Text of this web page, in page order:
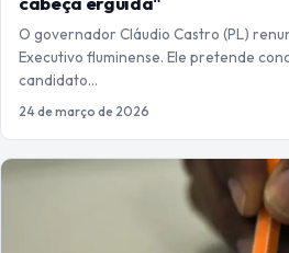
O governador Cláudio Castro (PL)
Executivo fluminense. Ele pretende
candidato…
24 de março de 2026